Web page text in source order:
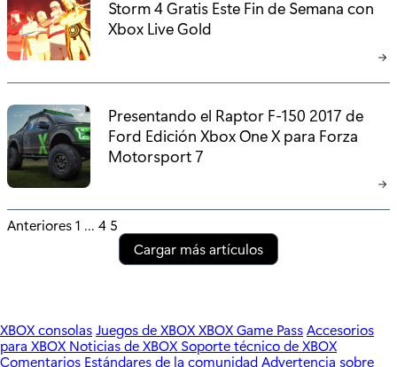
Storm 4 Gratis Este Fin de Semana con
Xbox Live Gold
Presentando el Raptor F-150 2017 de
Ford Edición Xbox One X para Forza
Motorsport 7
P
t
s
Anteriores1 … 4 5
Cargar más artículos
XBOX consolasJuegos de XBOXXBOX Game PassAccesorios
para XBOX Noticias de XBOX Soporte técnico de XBOX
Comentarios Estándares de la comunidadAdvertencia sobre